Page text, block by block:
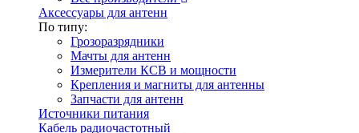
Аксессуары для антенн
По типу:
Грозоразрядники
Мачты для антенн
Измерители КСВ и мощности
Крепления и магниты для антенны
Запчасти для антенн
Источники питания
Кабель радиочастотный